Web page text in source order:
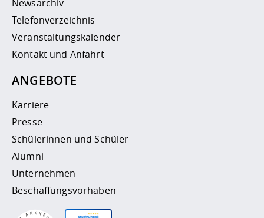
Newsarchiv
Telefonverzeichnis
Veranstaltungskalender
Kontakt und Anfahrt
ANGEBOTE
Karriere
Presse
Schülerinnen und Schüler
Alumni
Unternehmen
Beschaffungsvorhaben